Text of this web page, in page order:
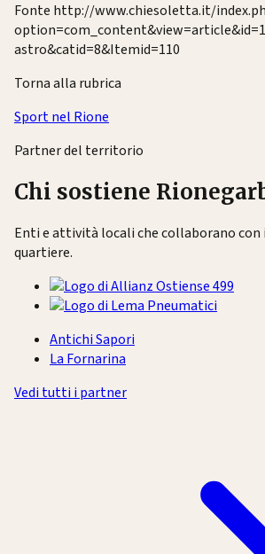
Fonte http://www.chiesoletta.it/
astro&catid=8&Itemid=110
Torna alla rubrica
Sport nel Rione
Partner del territorio
Chi sostiene
Enti e attività locali che collaborano
quartiere.
Antichi Sapori
La Fornarina
Vedi tutti i partner